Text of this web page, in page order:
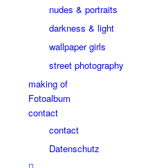
nudes & portraits
darkness & light
wallpaper girls
street photography
making of
Fotoalbum
contact
contact
Datenschutz